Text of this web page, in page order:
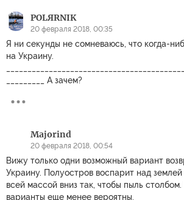
POLЯRNIK
20 февраля 2018, 00:35
Я ни секунды не сомневаюсь, что когда-
на Украину.
_________ А зачем?
Majorind
20 февраля 2018, 00:54
Вижу только одни возможный вариант
Украину. Полуостров воспарит над
всей массой вниз так, чтобы пыль
варианты еще менее вероятны.